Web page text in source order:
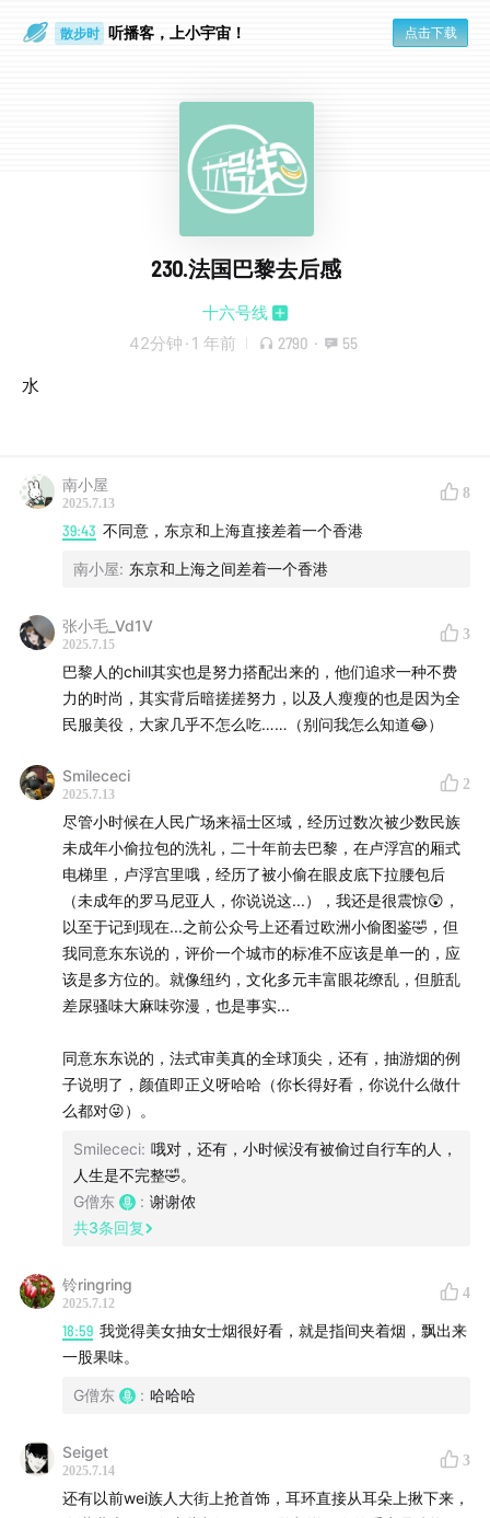
散步时 听播客，上小宇宙！ 点击下载
230.法国巴黎去后感
十六号线
42分钟 · 1 年前 2790 · 55
水
南小屋
2025.7.13
8
39:43 不同意，东京和上海直接差着一个香港
南小屋: 东京和上海之间差着一个香港
张小毛_Vd1V
2025.7.15
3
巴黎人的chill其实也是努力搭配出来的，他们追求一种不费
力的时尚，其实背后暗搓搓努力，以及人瘦瘦的也是因为全
民服美役，大家几乎不怎么吃……（别问我怎么知道😂）
Smilececi
2025.7.13
2
尽管小时候在人民广场来福士区域，经历过数次被少数民族
未成年小偷拉包的洗礼，二十年前去巴黎，在卢浮宫的厢式
电梯里，卢浮宫里哦，经历了被小偷在眼皮底下拉腰包后
（未成年的罗马尼亚人，你说说这...），我还是很震惊😲，
以至于记到现在...之前公众号上还看过欧洲小偷图鉴🤣，但
我同意东东说的，评价一个城市的标准不应该是单一的，应
该是多方位的。就像纽约，文化多元丰富眼花缭乱，但脏乱
差尿骚味大麻味弥漫，也是事实...
同意东东说的，法式审美真的全球顶尖，还有，抽游烟的例
子说明了，颜值即正义呀哈哈（你长得好看，你说什么做什
么都对😜）。
Smilececi: 哦对，还有，小时候没有被偷过自行车的人，
人生是不完整🤣。
G僧东
: 谢谢侬
共3条回复
铃ringring
2025.7.12
4
18:59 我觉得美女抽女士烟很好看，就是指间夹着烟，飘出来
一股果味。
G僧东 : 哈哈哈
Seiget
2025.7.14
3
还有以前wei族人大街上抢首饰，耳环直接从耳朵上揪下来，